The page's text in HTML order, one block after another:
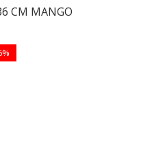
CM MANGO